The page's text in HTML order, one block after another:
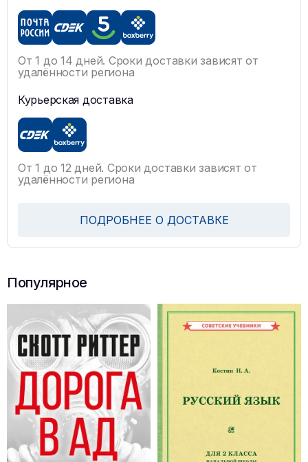
От 1 до 14 дней. Сроки доставки зависят от
удалённости региона
Курьерская доставка
От 1 до 12 дней. Сроки доставки зависят от
удалённости региона
ПОДРОБНЕЕ О ДОСТАВКЕ
Популярное